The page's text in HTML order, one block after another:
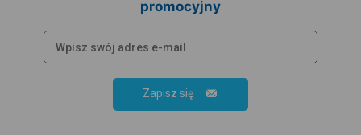
promocyjny
Zapisz się